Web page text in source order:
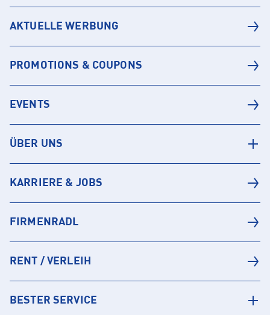
AKTUELLE WERBUNG
PROMOTIONS & COUPONS
EVENTS
ÜBER UNS
KARRIERE & JOBS
FIRMENRADL
RENT / VERLEIH
BESTER SERVICE